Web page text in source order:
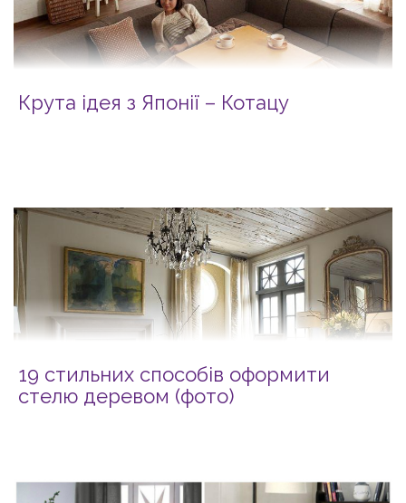
Крута ідея з Японії – Котацу
19 стильних способів оформити
стелю деревом (фото)